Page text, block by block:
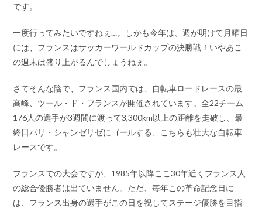
です。
一度行ってみたいですねぇ…。しかも今年は、週が明けて月曜日
には、フランスはサッカーワールドカップの決勝戦！いやあこ
の週末は盛り上がるんでしょうねぇ。
さてそんな陰で、フランス国内では、自転車ロードレースの最
高峰、ツール・ド・フランスが開催されています。全22チーム
176人の選手が3週間に渡って3,300km以上の距離を走破し、最
終日パリ・シャンゼリゼにゴールする、こちらも壮大な自転車
レースです。
フランスでの大会ですが、1985年以降ここ30年近くフランス人
の総合優勝者は出ていません。ただ、毎年この革命記念日に
は、フランス出身の選手がこの日を祝してステージ優勝を目指